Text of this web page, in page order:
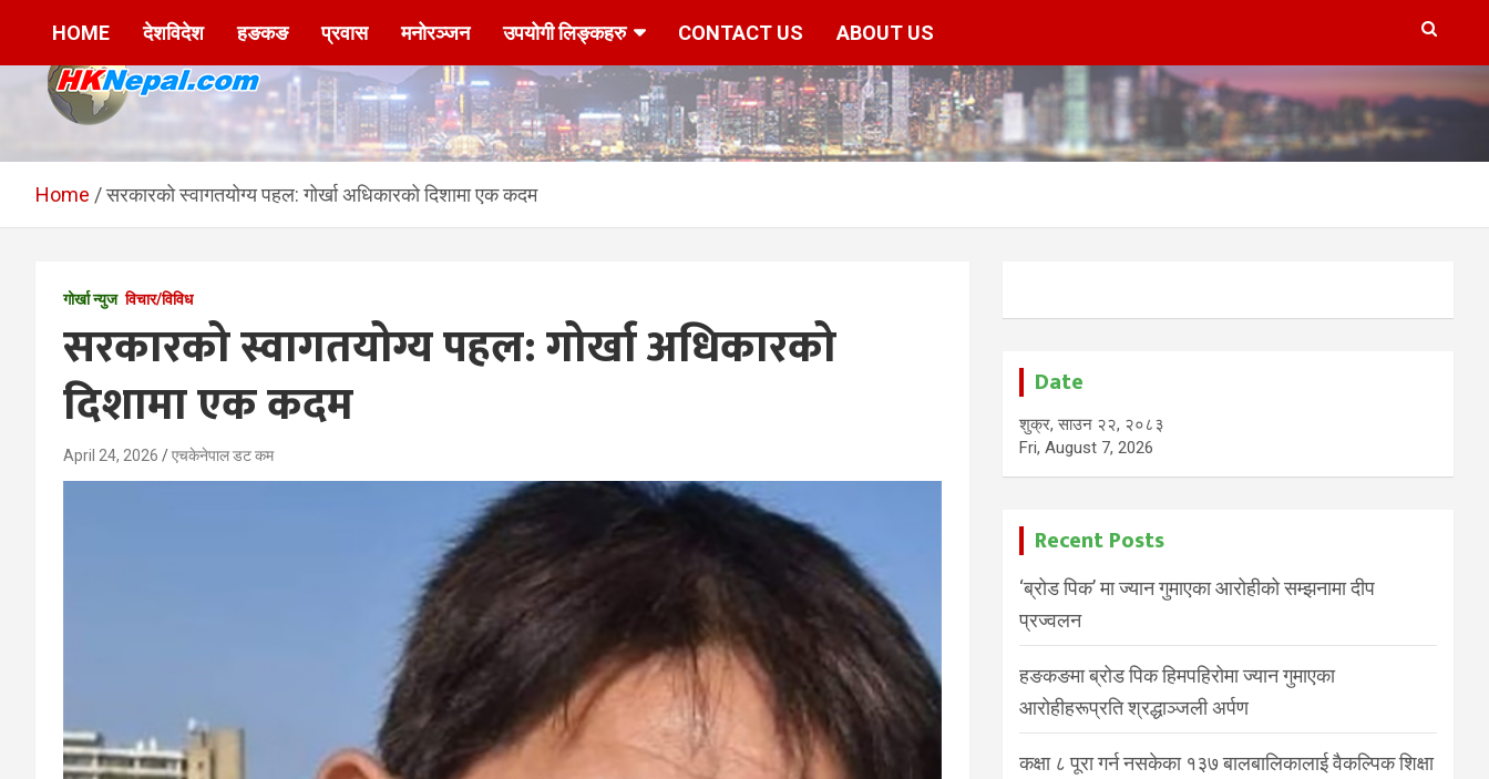
HKNepal.com –
हङकङबाट सञ्चालित पहिलो
नेपाली अनलाईन पत्रिका
hknepal, hknepal.com, hk nepal, hk nepal com
HOME देशविदेश हङकङ प्रवास मनोरञ्जन उपयोगी लिङ्कहरु CONTACT US ABOUT US
Home सरकारको स्वागतयोग्य पहल: गोर्खा अधिकारको दिशामा एक कदम
गोर्खा न्युज विचार/विविध
सरकारको स्वागतयोग्य पहल: गोर्खा अधिकारको
दिशामा एक कदम
April 24, 2026 एचकेनेपाल डट कम
Date
शुक्र, साउन २२, २०८३
Fri, August 7, 2026
Recent Posts
‘ब्रोड पिक’ मा ज्यान गुमाएका आरोहीको सम्झनामा दीप
प्रज्वलन
हङकङमा ब्रोड पिक हिमपहिरोमा ज्यान गुमाएका
आरोहीहरूप्रति श्रद्धाञ्जली अर्पण
कक्षा ८ पूरा गर्न नसकेका १३७ बालबालिकालाई वैकल्पिक शिक्षा